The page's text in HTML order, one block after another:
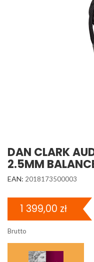
DAN CLARK
2.5MM
EAN: 2018173500003
1 399,00 zł
Brutto